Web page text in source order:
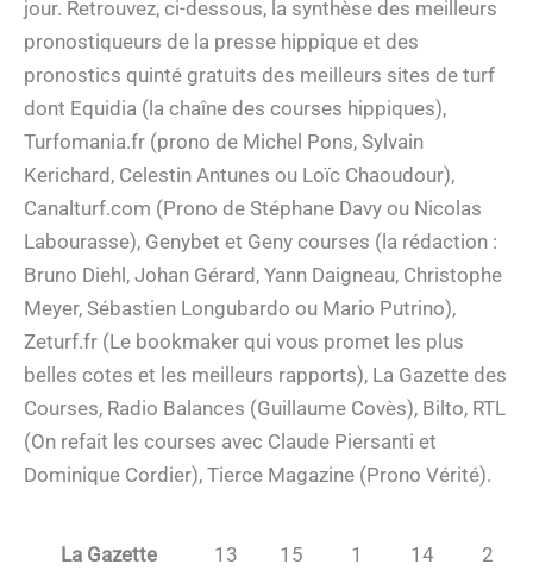
jour. Retrouvez, ci-dessous, la synthèse des meilleurs
pronostiqueurs de la presse hippique et des
pronostics quinté gratuits des meilleurs sites de turf
dont Equidia (la chaîne des courses hippiques),
Turfomania.fr (prono de Michel Pons, Sylvain
Kerichard, Celestin Antunes ou Loïc Chaoudour),
Canalturf.com (Prono de Stéphane Davy ou Nicolas
Labourasse), Genybet et Geny courses (la rédaction :
Bruno Diehl, Johan Gérard, Yann Daigneau, Christophe
Meyer, Sébastien Longubardo ou Mario Putrino),
Zeturf.fr (Le bookmaker qui vous promet les plus
belles cotes et les meilleurs rapports), La Gazette des
Courses, Radio Balances (Guillaume Covès), Bilto, RTL
(On refait les courses avec Claude Piersanti et
Dominique Cordier), Tierce Magazine (Prono Vérité).
La Gazette 13 15 1 14 2